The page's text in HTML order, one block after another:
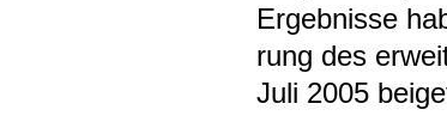
Ergeb­nisse
rung des
Juli 2005